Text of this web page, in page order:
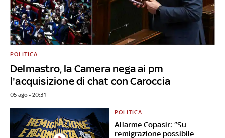
Delmastro, la Camera nega ai pm
l'acquisizione di chat con Caroccia
POLITICA
05 ago - 20:31
Allarme Copasir: “Su
remigrazione possibile
POLITICA